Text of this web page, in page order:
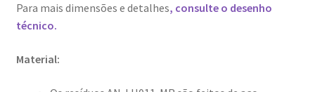
Para mais dimensões e detalhes, consulte o desenho
técnico.
Material: